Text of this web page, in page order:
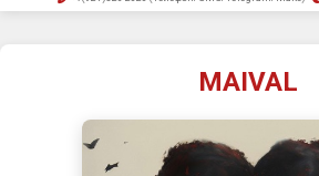
MAIVAL